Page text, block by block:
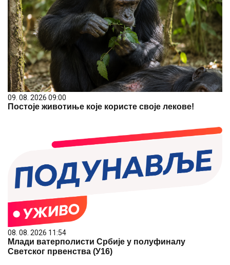
09. 08. 2026 09:00
Постоје животиње које користе своје лекове!
08. 08. 2026 11:54
Млади ватерполисти Србије у полуфиналу
Светског првенства (У16)